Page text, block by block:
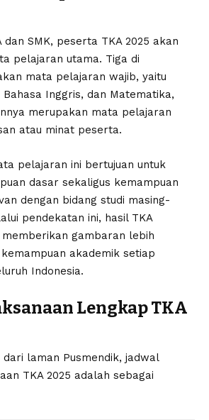
dan SMK, peserta TKA 2025 akan
pelajaran utama. Tiga di
mata pelajaran wajib, yaitu
Bahasa Inggris, dan Matematika,
merupakan mata pelajaran
atau minat peserta.
pelajaran ini bertujuan untuk
dasar sekaligus kemampuan
dengan bidang studi masing-
pendekatan ini, hasil TKA
gambaran lebih
akademik setiap
Indonesia.
Lengkap TKA
laman Pusmendik, jadwal
TKA 2025 adalah sebagai